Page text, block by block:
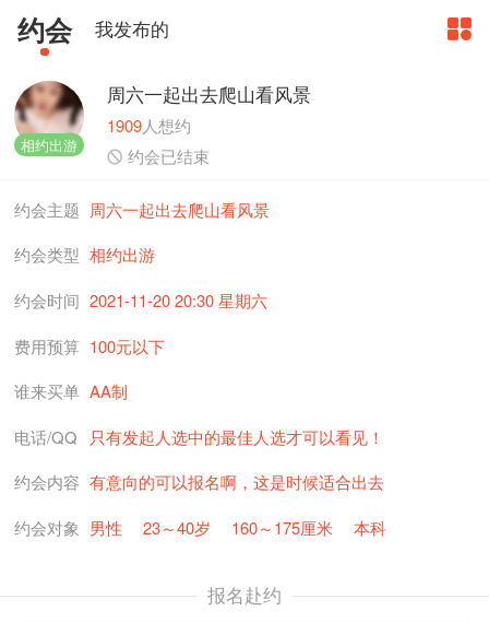
约会 我发布的
相约出游
周六一起出去爬山看风景
1909人想约
 约会已结束
约会主题 周六一起出去爬山看风景
约会类型 相约出游
约会时间 2021-11-20 20:30 星期六
费用预算 100元以下
谁来买单 AA制
电话/QQ
只有发起人选中的最佳人选才可以看见！
约会内容 有意向的可以报名啊，这是时候适合出去
约会对象 男性 23～40岁 160～175厘米 本科
报名赴约
